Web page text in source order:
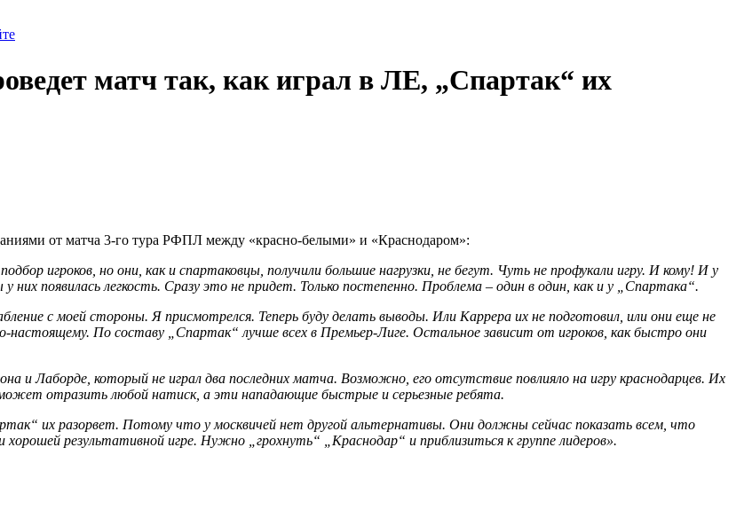
матч так, как играл в ЛЕ, „Спартак“ их
от матча 3-го тура РФПЛ между «красно-белыми» и «Краснодаром»:
игроков, но они, как и спартаковцы, получили большие нагрузки, не бегут. Чуть не профукали игру. И кому! И у
появилась легкость. Сразу это не придет. Только постепенно. Проблема – один в один, как и у „Спартака“.
с моей стороны. Я присмотрелся. Теперь буду делать выводы. Или Каррера их не подготовил, или они еще не
По составу „Спартак“ лучше всех в Премьер-Лиге. Остальное зависит от игроков, как быстро они
и Лаборде, который не играл два последних матча. Возможно, его отсутствие повлияло на игру краснодарцев. Их
отразить любой натиск, а эти нападающие быстрые и серьезные ребята.
их разорвет. Потому что у москвичей нет другой альтернативы. Они должны сейчас показать всем, что
результативной игре. Нужно „грохнуть“ „Краснодар“ и приблизиться к группе лидеров».